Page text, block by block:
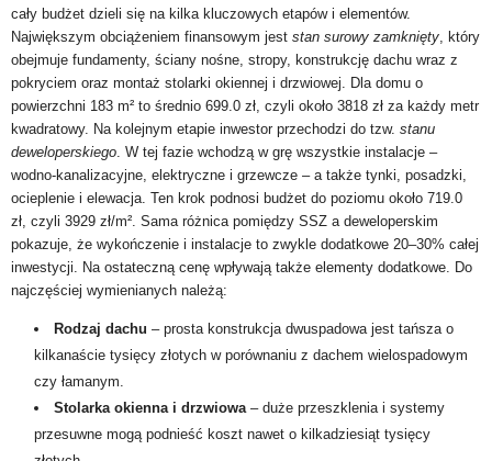
cały budżet dzieli się na kilka kluczowych etapów i elementów.
Największym obciążeniem finansowym jest stan surowy zamknięty, który
obejmuje fundamenty, ściany nośne, stropy, konstrukcję dachu wraz z
pokryciem oraz montaż stolarki okiennej i drzwiowej. Dla domu o
powierzchni 183 m² to średnio 699.0 zł, czyli około 3818 zł za każdy metr
kwadratowy. Na kolejnym etapie inwestor przechodzi do tzw. stanu
deweloperskiego. W tej fazie wchodzą w grę wszystkie instalacje –
wodno-kanalizacyjne, elektryczne i grzewcze – a także tynki, posadzki,
ocieplenie i elewacja. Ten krok podnosi budżet do poziomu około 719.0
zł, czyli 3929 zł/m². Sama różnica pomiędzy SSZ a deweloperskim
pokazuje, że wykończenie i instalacje to zwykle dodatkowe 20–30% całej
inwestycji. Na ostateczną cenę wpływają także elementy dodatkowe. Do
najczęściej wymienianych należą:
Rodzaj dachu – prosta konstrukcja dwuspadowa jest tańsza o
kilkanaście tysięcy złotych w porównaniu z dachem wielospadowym
czy łamanym.
Stolarka okienna i drzwiowa– duże przeszklenia i systemy
przesuwne mogą podnieść koszt nawet o kilkadziesiąt tysięcy